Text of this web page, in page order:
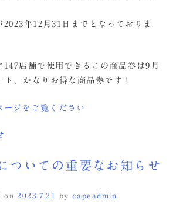
2023年12月31日までとなっておりま
147店舗で使用できるこの商品券は9月
ト。かなりお得な商品券です！
ージをご覧ください
ついての重要なお知らせ
on2023.7.21 bycapeadmin